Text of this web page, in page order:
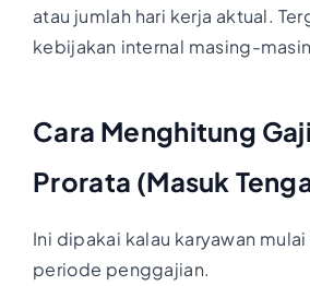
atau jumlah hari kerja aktual.
kebijakan internal masing-
Cara Menghitung
Prorata (Masuk
Ini dipakai kalau karyawan
periode penggajian.